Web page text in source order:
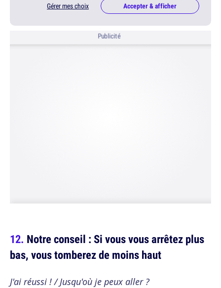
Gérer mes choix Accepter & afficher
Publicité
Notre conseil : Si vous vous arrêtez plus
bas, vous tomberez de moins haut
J'ai réussi ! / Jusqu'où je peux aller ?